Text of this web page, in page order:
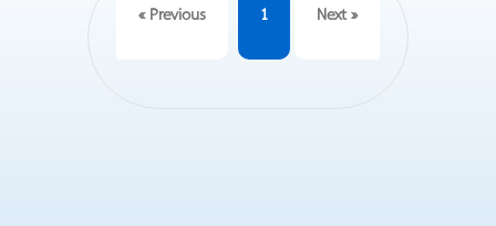
« Previous 1 Next »